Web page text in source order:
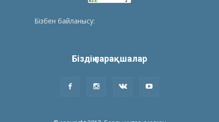
Бізбен байланысу:
Біздің парақшалар